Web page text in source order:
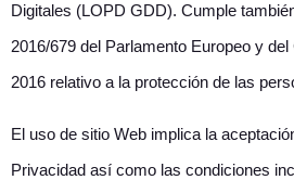
Digitales (LOPD GDD). Cumple
2016/679 del Parlamento Europeo y
2016 relativo a la protección de las
El uso de sitio Web implica la
Privacidad así como las condiciones